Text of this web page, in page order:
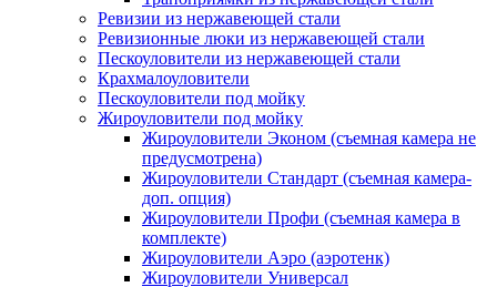
Ревизии из нержавеющей стали
Ревизионные люки из нержавеющей стали
Пескоуловители из нержавеющей стали
Крахмалоуловители
Пескоуловители под мойку
Жироуловители под мойку
Жироуловители Эконом (съемная камера не
предусмотрена)
Жироуловители Стандарт (съемная камера-
доп. опция)
Жироуловители Профи (съемная камера в
комплекте)
Жироуловители Аэро (аэротенк)
Жироуловители Универсал